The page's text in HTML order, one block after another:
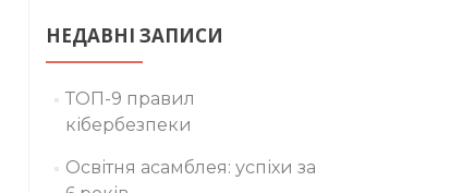
НЕДАВНІ ЗАПИСИ
ТОП-9 правил
кібербезпеки
Освітня асамблея: успіхи за